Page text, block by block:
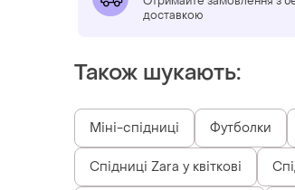
доставкою
Також шукають:
Міні-спідниці Футболки
Спідниці Zara у квіткові